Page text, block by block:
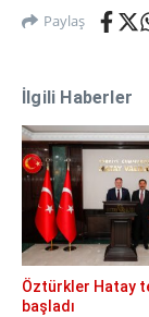
Paylaş
İlgili Haberler
Öztürkler Hatay
başladı